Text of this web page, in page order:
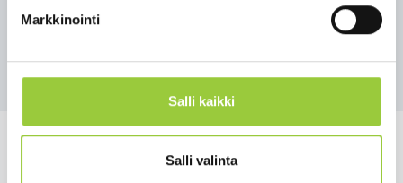
Markkinointi
Salli kaikki
Salli valinta
mikko.karjalainen@paltamo.fi
Takaisin uutisiin